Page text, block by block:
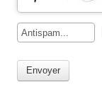
Envoyer